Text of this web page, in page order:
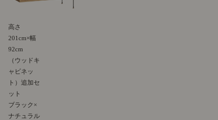
高さ
201cm×幅
92cm
（ウッドキ
ャビネッ
ト）追加セ
ット
ブラック×
ナチュラル